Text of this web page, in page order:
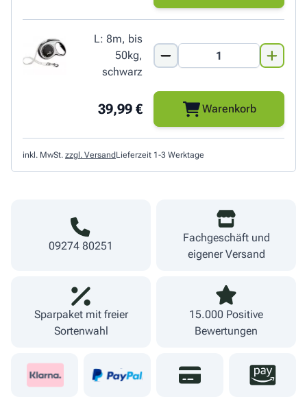
L: 8m, bis
50kg,
schwarz
39,99 € Warenkorb
inkl. MwSt. zzgl. Versand Lieferzeit 1-3 Werktage
09274 80251
Fachgeschäft und
eigener Versand
Sparpaket mit freier
Sortenwahl
15.000 Positive
Bewertungen